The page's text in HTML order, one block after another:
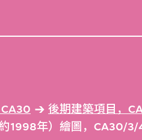
後期建築項目，
1998年）繪圖，CA30/3/